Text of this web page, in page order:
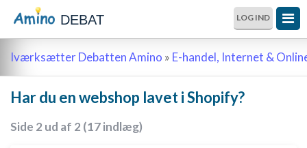
DEBAT LOG IND
Iværksætter Debatten Amino » E-handel, Internet &
Har du en webshop lavet i Shopify?
Side 2 ud af 2 (17 indlæg)